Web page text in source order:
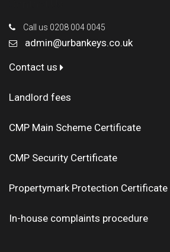
Call us 0208 004 0045
admin@urbankeys.co.uk
Contact us
Landlord fees
CMP Main Scheme Certificate
CMP Security Certificate
Propertymark Protection Certificate
In-house complaints procedure